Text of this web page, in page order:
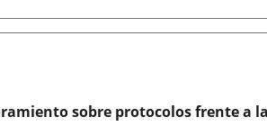
sobre protocolos frente a la